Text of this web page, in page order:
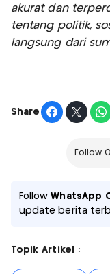
akurat dan
tentang politik,
langsung dari
Share
Follow
FollowWhatsApp
update berita
Topik Artikel :